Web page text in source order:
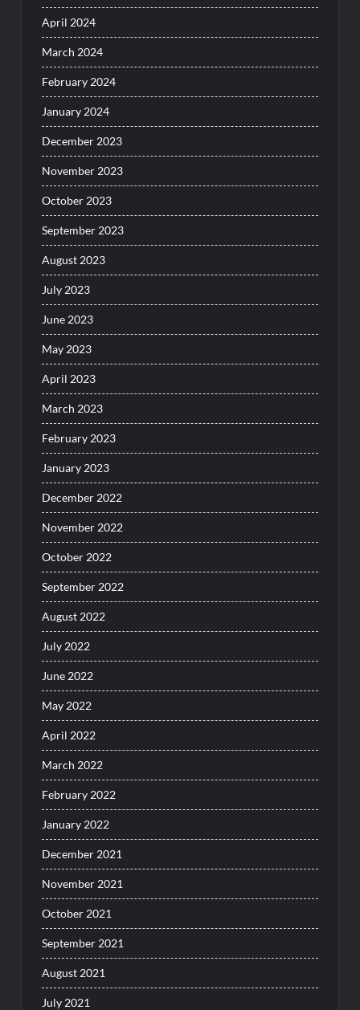
April 2024
March 2024
February 2024
January 2024
December 2023
November 2023
October 2023
September 2023
August 2023
July 2023
June 2023
May 2023
April 2023
March 2023
February 2023
January 2023
December 2022
November 2022
October 2022
September 2022
August 2022
July 2022
June 2022
May 2022
April 2022
March 2022
February 2022
January 2022
December 2021
November 2021
October 2021
September 2021
August 2021
July 2021